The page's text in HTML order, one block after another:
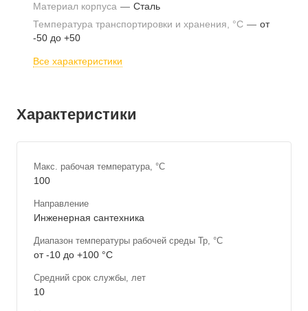
Материал корпуса — Сталь
Температура транспортировки и хранения, °С — от
-50 до +50
Все характеристики
Характеристики
Макс. рабочая температура, °С
100
Направление
Инженерная сантехника
Диапазон температуры рабочей среды Тр, °С
от -10 до +100 °С
Средний срок службы, лет
10